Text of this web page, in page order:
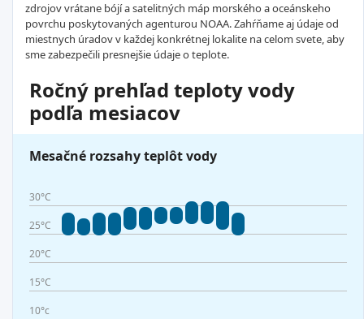
zdrojov vrátane bójí a satelitných máp morského a oceánskeho
povrchu poskytovaných agenturou NOAA. Zahŕňame aj údaje od
miestnych úradov v každej konkrétnej lokalite na celom svete, aby
sme zabezpečili presnejšie údaje o teplote.
Ročný prehľad teploty vody
podľa mesiacov
Mesačné rozsahy teplôt vody
30°C
25°C
20°C
15°C
10°c